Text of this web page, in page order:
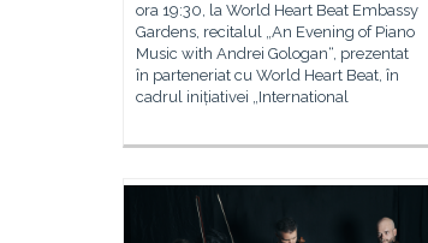
ora 19:30, la World Heart Beat Embassy
Gardens, recitalul „An Evening of Piano
Music with Andrei Gologan“, prezentat
în parteneriat cu World Heart Beat, în
cadrul inițiativei „International